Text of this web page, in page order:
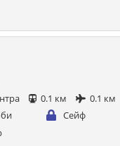
0.1 км
0.1 км
Сейф